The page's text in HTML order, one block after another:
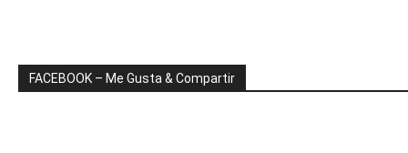
FACEBOOK – Me Gusta & Compartir